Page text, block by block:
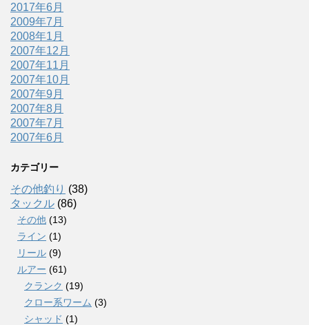
2017年6月
2009年7月
2008年1月
2007年12月
2007年11月
2007年10月
2007年9月
2007年8月
2007年7月
2007年6月
カテゴリー
その他釣り (38)
タックル (86)
その他 (13)
ライン (1)
リール (9)
ルアー (61)
クランク (19)
クロー系ワーム (3)
シャッド (1)